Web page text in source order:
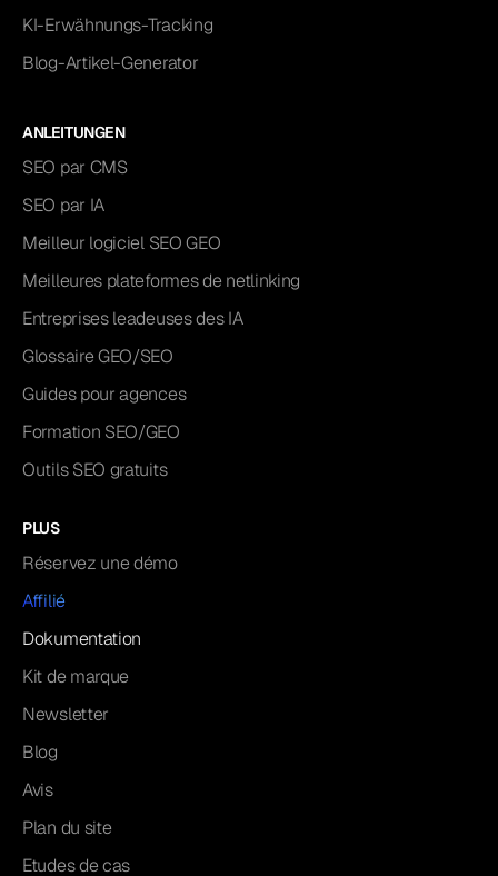
KI-Erwähnungs-Tracking
Blog-Artikel-Generator
ANLEITUNGEN
SEO par CMS
SEO par IA
Meilleur logiciel SEO GEO
Meilleures plateformes de netlinking
Entreprises leadeuses des IA
Glossaire GEO/SEO
Guides pour agences
Formation SEO/GEO
Outils SEO gratuits
PLUS
Réservez une démo
Affilié
Dokumentation
Kit de marque
Newsletter
Blog
Avis
Plan du site
Etudes de cas